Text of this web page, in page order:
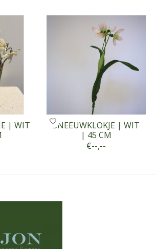
| WIT
SNEEUWKLOKJE | WIT
| 45 CM
€--,--